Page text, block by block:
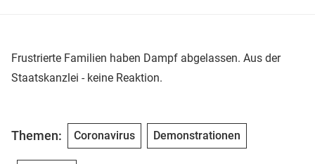
Frustrierte Familien haben Dampf abgelassen. Aus der
Staatskanzlei - keine Reaktion.
Themen: Coronavirus Demonstrationen